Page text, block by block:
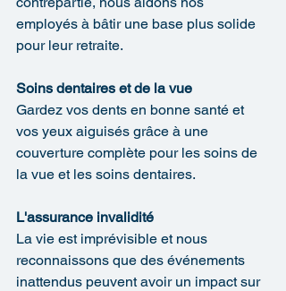
employés à bâtir une base plus solide
pour leur retraite.
Soins dentaires et de la vue
Gardez vos dents en bonne santé et
vos yeux aiguisés grâce à une
couverture complète pour les soins de
la vue et les soins dentaires.
L'assurance invalidité
La vie est imprévisible et nous
reconnaissons que des événements
inattendus peuvent avoir un impact sur